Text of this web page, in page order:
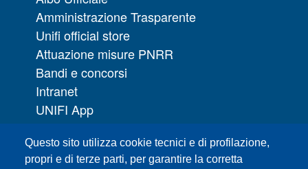
Questo sito utilizza cookie tecnici e di profilazione,
propri e di terze parti, per garantire la corretta
Amministrazione Trasparente
Unifi official store
Attuazione misure PNRR
Bandi e concorsi
Intranet
UNIFI App
URP | Ufficio Relazioni con il Pubblico